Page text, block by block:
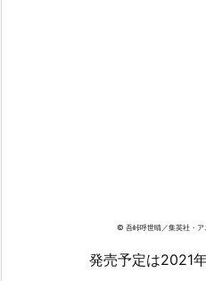
© 吾峠呼世晴／集英社・
発売予定は2021